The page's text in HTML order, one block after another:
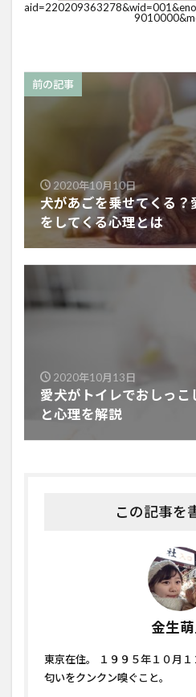
前の記事
2020年10月10日
犬があごを乗せてくる？
をしてくる心理とは
2020年10月13日
愛犬がトイレでおしっこ
と心理を解説
この記事を
金生
東京在住。 １９９５年１０月
匂いをクンクン嗅ぐこと。